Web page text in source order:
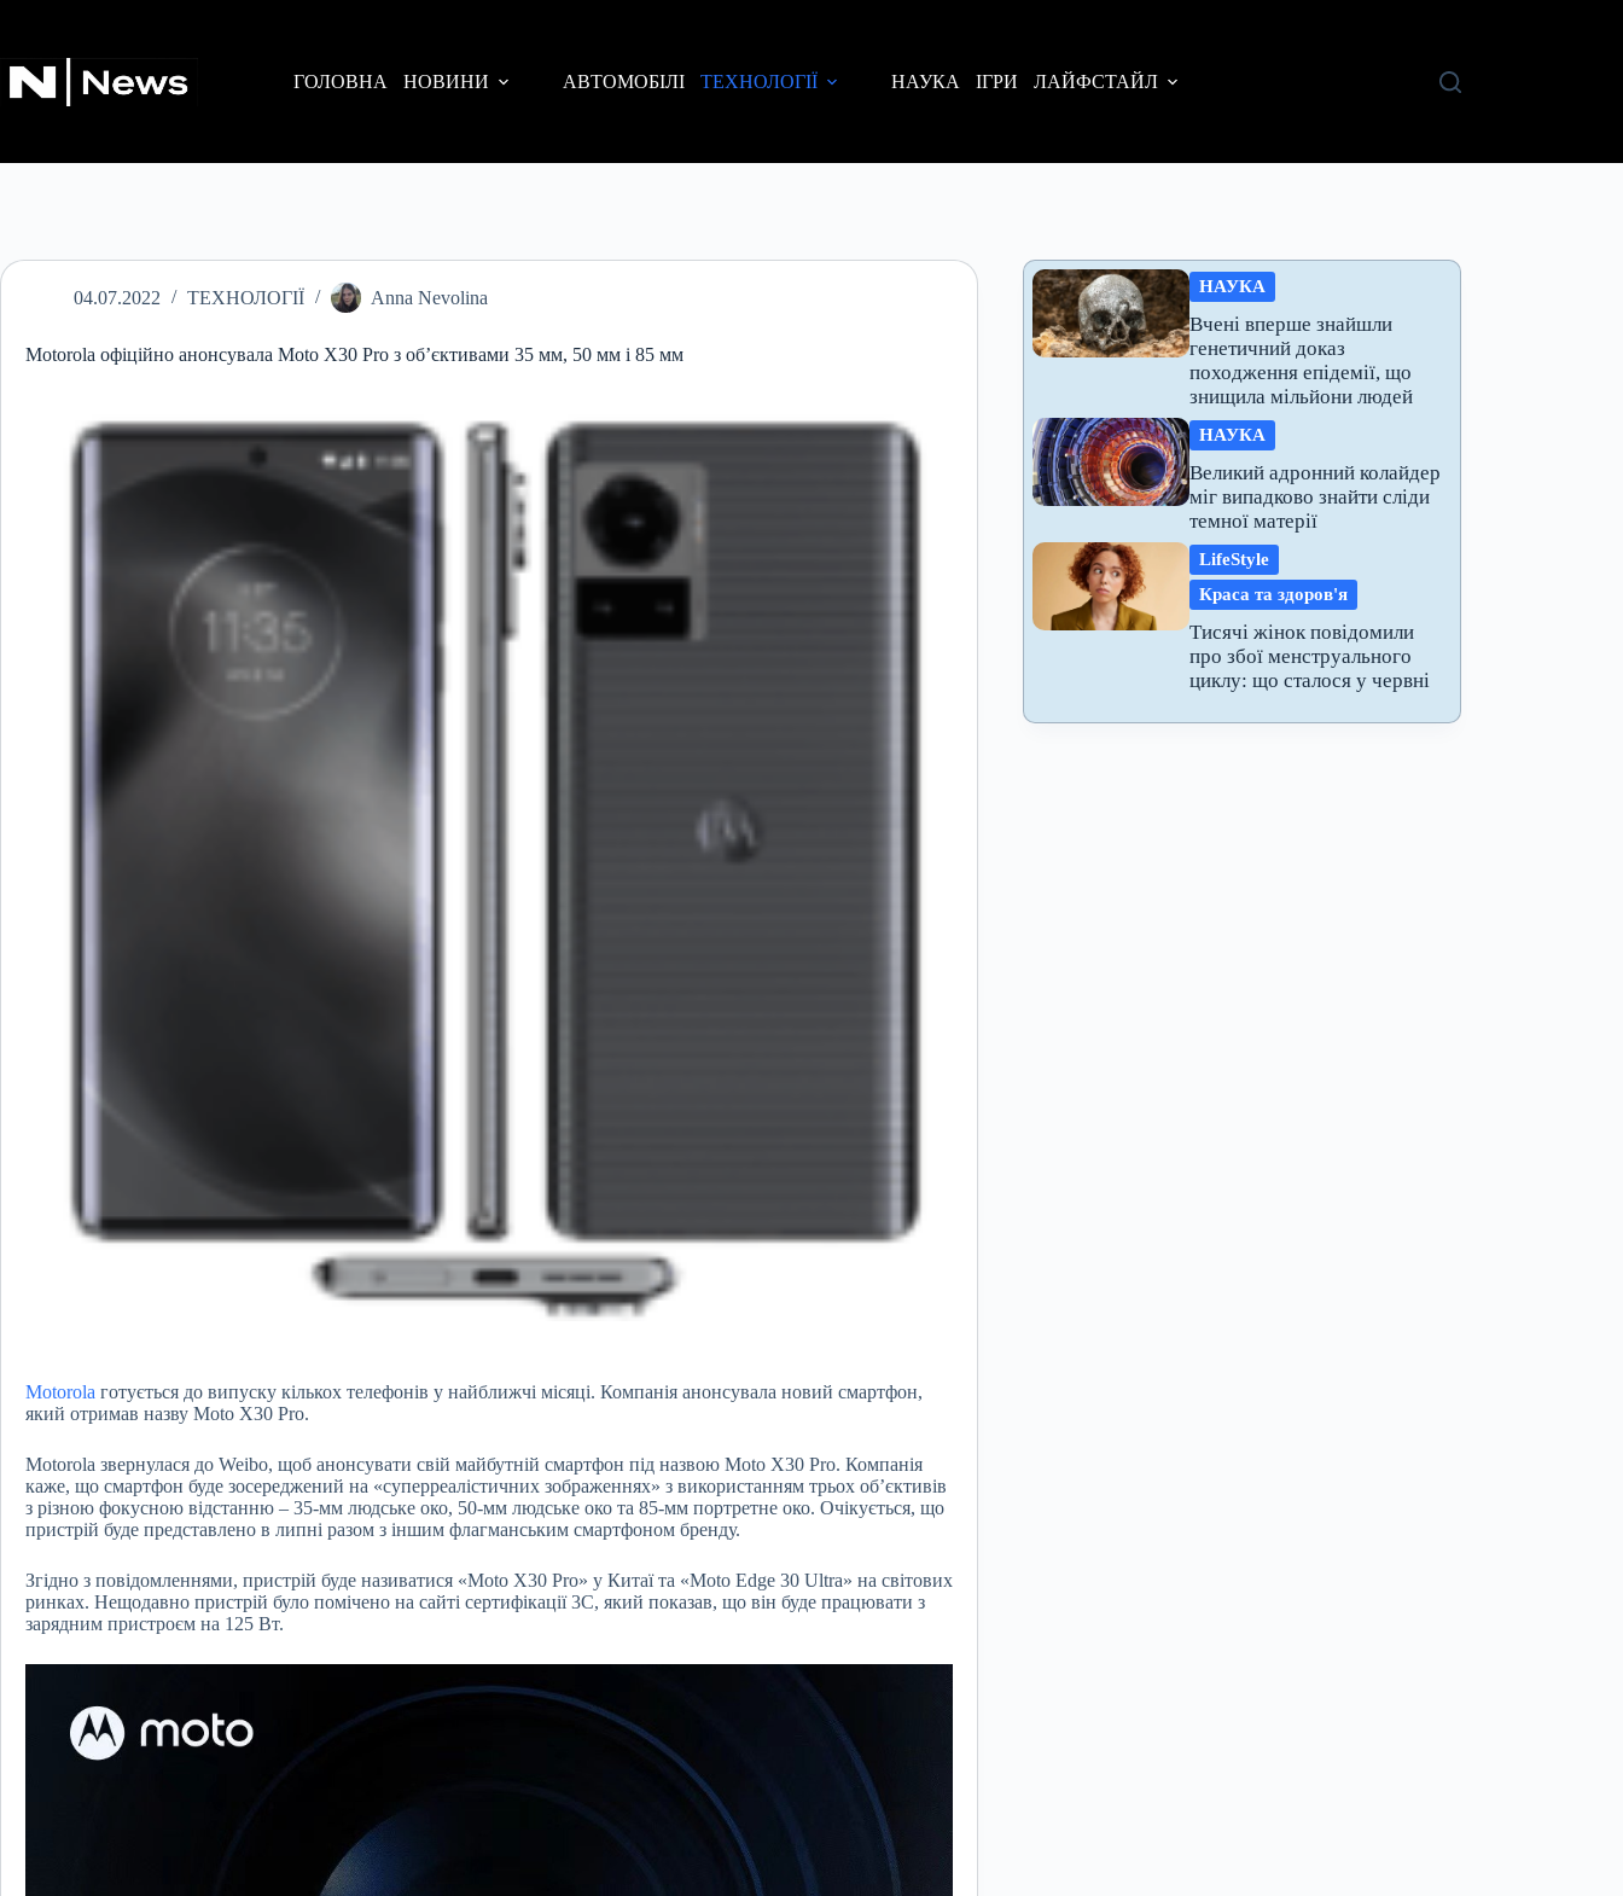
ГОЛОВНА
НОВИНИ АВТОМОБІЛІ ТЕХНОЛОГІЇ НАУКА ІГРИ ЛАЙФСТАЙЛ
04.07.2022 ТЕХНОЛОГІЇ Anna Nevolina
Motorola офіційно анонсувала Moto X30 Pro з об’єктивами 35 мм, 50 мм і 85 мм
Motorola готується до випуску кількох телефонів у найближчі місяці. Компанія анонсувала новий смартфон,
який отримав назву Moto X30 Pro.
Motorola звернулася до Weibo, щоб анонсувати свій майбутній смартфон під назвою Moto X30 Pro. Компанія
каже, що смартфон буде зосереджений на «суперреалістичних зображеннях» з використанням трьох об’єктивів
з різною фокусною відстанню – 35-мм людське око, 50-мм людське око та 85-мм портретне око. Очікується, що
пристрій буде представлено в липні разом з іншим флагманським смартфоном бренду.
Згідно з повідомленнями, пристрій буде називатися «Moto X30 Pro» у Китаї та «Moto Edge 30 Ultra» на світових
ринках. Нещодавно пристрій було помічено на сайті сертифікації 3C, який показав, що він буде працювати з
зарядним пристроєм на 125 Вт.
НАУКА
Вчені вперше знайшли
генетичний доказ
походження епідемії, що
знищила мільйони людей
НАУКА
Великий адронний колайдер
міг випадково знайти сліди
темної матерії
LifeStyle
Краса та здоров'я
Тисячі жінок повідомили
про збої менструального
циклу: що сталося у червні